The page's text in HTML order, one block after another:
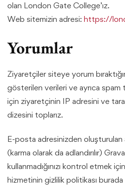
olan London Gate College’ız.
Web sitemizin adresi: https://
Yorumlar
Ziyaretçiler siteye yorum
gösterilen verileri ve ayrıca spam
için ziyaretçinin IP adresini ve
dizesini toplarız.
E-posta adresinizden oluşturulan
(karma olarak da adlandırılır)
kullanmadığınızı kontrol etmek
hizmetinin gizlilik politikası